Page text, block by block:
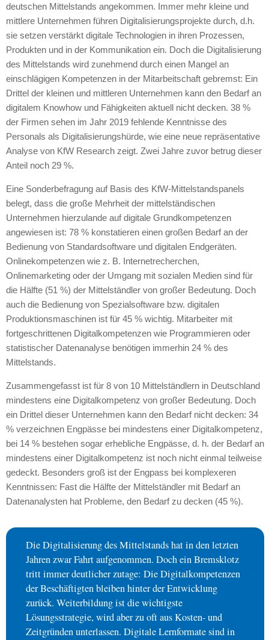
deutschen Mittelstands angekommen. Immer mehr kleine und
mittlere Unternehmen führen Digitalisierungsprojekte durch, d.h.
sie setzen verstärkt digitale Technologien in ihren Prozessen,
Produkten und in der Kommunikation ein. Doch die Digitalisierung
des Mittelstands wird zunehmend durch einen Mangel an
einschlägigen Kompetenzen in der Mitarbeitschaft gebremst: Ein
Drittel der kleinen und mittleren Unternehmen kann den Bedarf an
digitalem Knowhow und Fähigkeiten aktuell nicht decken. 38 %
der Firmen sehen im Jahr 2019 fehlende Kenntnisse des
Personals als Digitalisierungshürde, wie eine neue repräsentative
Analyse von KfW Research zeigt. Zwei Jahre zuvor betrug dieser
Anteil noch 29 %.
Eine Sonderbefragung auf Basis des KfW-Mittelstandspanels
belegt, dass die große Mehrheit der mittelständischen
Unternehmen hierzulande auf digitale Grundkompetenzen
angewiesen ist: 78 % konstatieren einen großen Bedarf an der
Bedienung von Standardsoftware und digitalen Endgeräten.
Onlinekompetenzen wie z. B. Internetrecherchen,
Onlinemarketing oder der Umgang mit sozialen Medien sind für
die Hälfte (51 %) der Mittelständler von großer Bedeutung. Doch
auch die Bedienung von Spezialsoftware bzw. digitalen
Produktionsmaschinen ist für 45 % wichtig. Mitarbeiter mit
fortgeschrittenen Digitalkompetenzen wie Programmieren oder
statistischer Datenanalyse benötigen immerhin 24 % des
Mittelstands.
Zusammengefasst ist für 8 von 10 Mittelständlern in Deutschland
mindestens eine Digitalkompetenz von großer Bedeutung. Doch
ein Drittel dieser Unternehmen kann den Bedarf nicht decken: 34
% verzeichnen Engpässe bei mindestens einer Digitalkompetenz,
bei 14 % bestehen sogar erhebliche Engpässe, d. h. der Bedarf an
mindestens einer Digitalkompetenz ist noch nicht einmal teilweise
gedeckt. Besonders groß ist der Engpass bei komplexeren
Kenntnissen: Fast die Hälfte der Mittelständler mit Bedarf an
Datenanalysten hat Probleme, den Bedarf zu decken (45 %).
Die Digitalisierung des Mittelstands hat in den letzten
Jahren zwar Fahrt aufgenommen. Doch ein Bremsklotz
tritt immer deutlicher zutage: Die Digitalkompetenzen
der Beschäftigten bleiben hinter der Entwicklung
zurück. Weiterbildung ist die wichtigste
Lösungsstrategie, wird aber zu oft aus Kosten- und
Zeitgründen unterlassen. Digitale Lernformate sind in